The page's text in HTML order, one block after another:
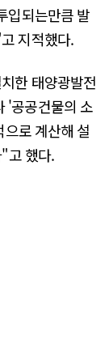
입되는만큼 발
지적했다.
한 태양광발전
'공공건물의 소
로 계산해 설
고 했다.